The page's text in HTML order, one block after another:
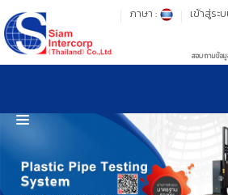
รู้ลึก รู้จริง เรื่องเครื่องมือทดสอบวัสดุ ! ยืน 1
เข้าสู่ระ
ภาษา :
สอบถามข้อมู
HOME